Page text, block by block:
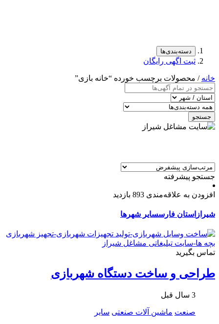
دسته‌بندی‌ها
ثبت اگهی رایگان
خانه / محصولات برچسب خورده “خانه بازی”
جستجو
جستجو پیشرفته
افزودن به علاقه‌مندی 893 بازدید
شیراز استان فارسسایر شهرها
تماس بگیرید
طراحی و ساخت دستگاه شهربازی
3 سال قبل
صنعت ماشین آلات صنعتی سایر